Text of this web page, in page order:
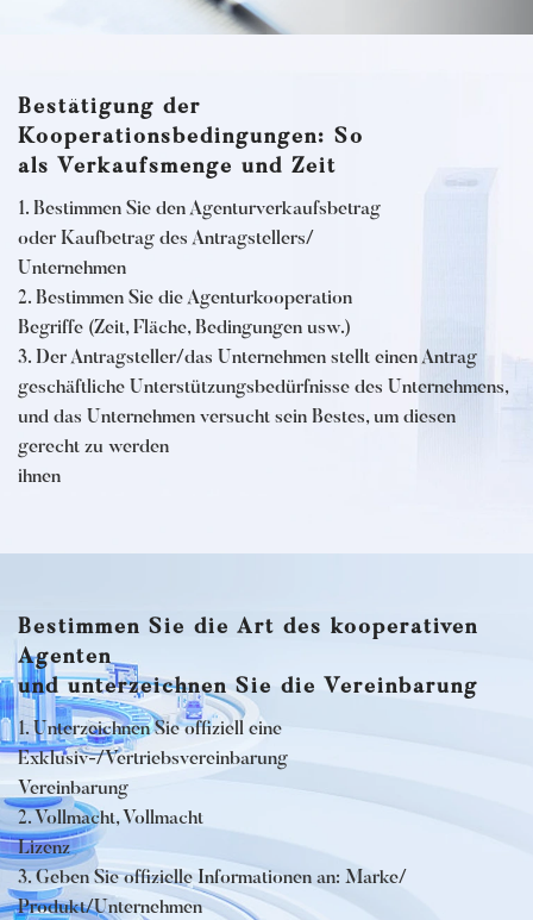
Bestätigung der
Kooperationsbedingungen: So
als Verkaufsmenge und Zeit
1. Bestimmen Sie den Agenturverkaufsbetrag
oder Kaufbetrag des Antragstellers/
Unternehmen
2. Bestimmen Sie die Agenturkooperation
Begriffe (Zeit, Fläche, Bedingungen usw.)
3. Der Antragsteller/das Unternehmen stellt einen Antrag
geschäftliche Unterstützungsbedürfnisse des Unternehmens,
und das Unternehmen versucht sein Bestes, um diesen
gerecht zu werden
ihnen
Bestimmen Sie die Art des kooperativen
Agenten
und unterzeichnen Sie die Vereinbarung
1. Unterzeichnen Sie offiziell eine
Exklusiv-/Vertriebsvereinbarung
Vereinbarung
2. Vollmacht, Vollmacht
Lizenz
3. Geben Sie offizielle Informationen an: Marke/
Produkt/Unternehmen